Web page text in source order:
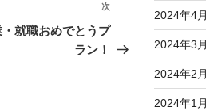
の
投
次
就職おめでとうプ
ラン！
2024年4月
2024年3月
2024年2月
2024年1月